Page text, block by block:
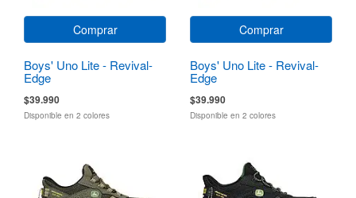
Comprar
Boys' Uno Lite - Revival-
Edge
$39.990
Disponible en 2 colores
Comprar
Boys' Uno Lite - Revival-
Edge
$39.990
Disponible en 2 colores